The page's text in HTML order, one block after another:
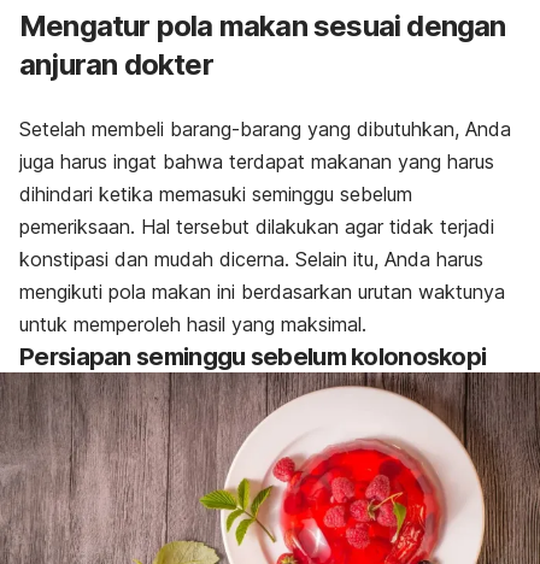
Mengatur pola makan sesuai dengan
anjuran dokter
Setelah membeli barang-barang yang dibutuhkan, Anda
juga harus ingat bahwa terdapat makanan yang harus
dihindari ketika memasuki seminggu sebelum
pemeriksaan. Hal tersebut dilakukan agar tidak terjadi
konstipasi dan mudah dicerna. Selain itu, Anda harus
mengikuti pola makan ini berdasarkan urutan waktunya
untuk memperoleh hasil yang maksimal.
Persiapan seminggu sebelum kolonoskopi